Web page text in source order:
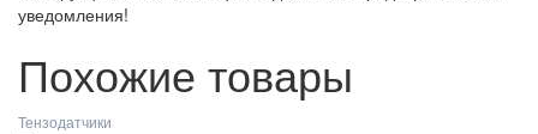
уведомления!
Похожие товары
Тензодатчики